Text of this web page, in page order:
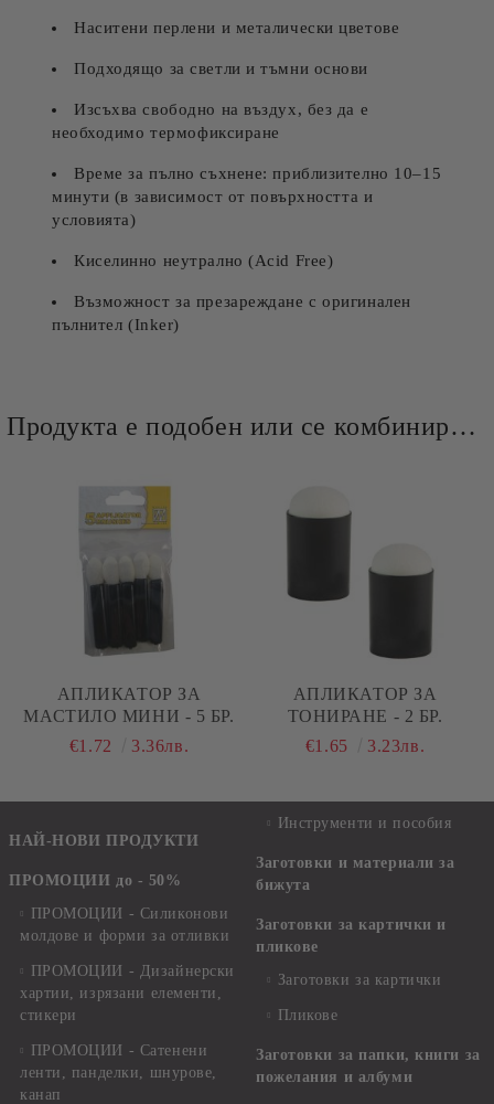
Наситени перлени и металически цветове
Подходящо за светли и тъмни основи
Изсъхва свободно на въздух, без да е
необходимо термофиксиране
Време за пълно съхнене: приблизително 10–15
минути (в зависимост от повърхността и
условията)
Киселинно неутрално (Acid Free)
Възможност за презареждане с оригинален
пълнител (Inker)
Продукта е подобен или се комбинира добре и със следните продукти :
АПЛИКАТОР ЗА
МАСТИЛО МИНИ - 5 БР.
€1.72
3.36лв.
АПЛИКАТОР ЗА
ТОНИРАНЕ - 2 БР.
€1.65
3.23лв.
НАЙ-НОВИ ПРОДУКТИ
ПРОМОЦИИ до - 50%
ПРОМОЦИИ - Силиконови
молдове и форми за отливки
ПРОМОЦИИ - Дизайнерски
хартии, изрязани елементи,
стикери
ПРОМОЦИИ - Сатенени
ленти, панделки, шнурове,
канап
Инструменти и пособия
Заготовки и материали за
бижута
Заготовки за картички и
пликове
Заготовки за картички
Пликове
Заготовки за папки, книги за
пожелания и албуми